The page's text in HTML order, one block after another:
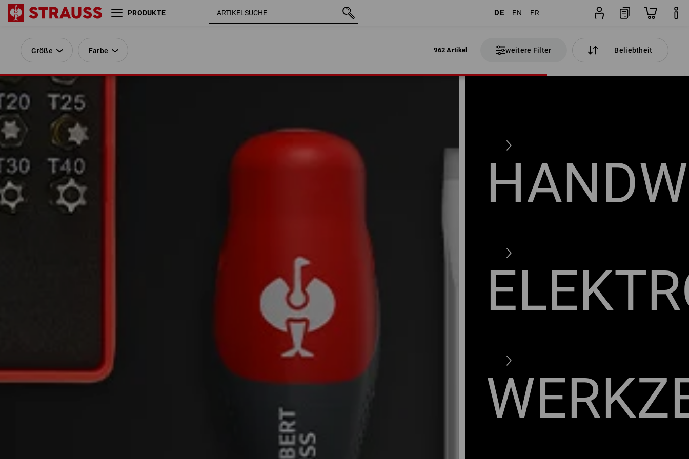
PRODUKTE DE EN FR
Größe Farbe 962 Artikel weitere Filter Beliebtheit